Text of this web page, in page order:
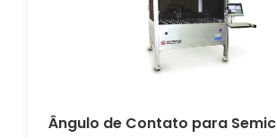
Ângulo de Contato para